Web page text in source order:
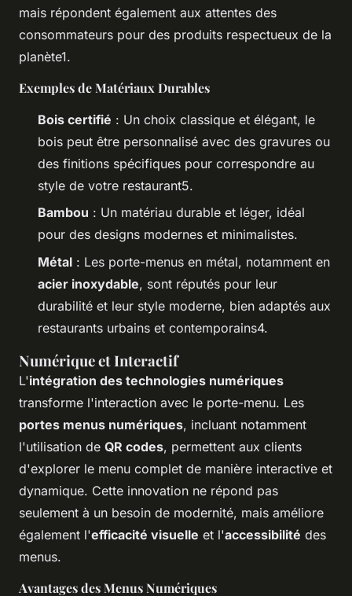
mais répondent également aux attentes des
consommateurs pour des produits respectueux de la
planète1.
Exemples de Matériaux Durables
Bois certifié : Un choix classique et élégant, le
bois peut être personnalisé avec des gravures ou
des finitions spécifiques pour correspondre au
style de votre restaurant5.
Bambou : Un matériau durable et léger, idéal
pour des designs modernes et minimalistes.
Métal : Les porte-menus en métal, notamment en
acier inoxydable, sont réputés pour leur
durabilité et leur style moderne, bien adaptés aux
restaurants urbains et contemporains4.
Numérique et Interactif
L'intégration des technologies numériques
transforme l'interaction avec le porte-menu. Les
portes menus numériques, incluant notamment
l'utilisation de QR codes, permettent aux clients
d'explorer le menu complet de manière interactive et
dynamique. Cette innovation ne répond pas
seulement à un besoin de modernité, mais améliore
également l'efficacité visuelle et l'accessibilité des
menus.
Avantages des Menus Numériques